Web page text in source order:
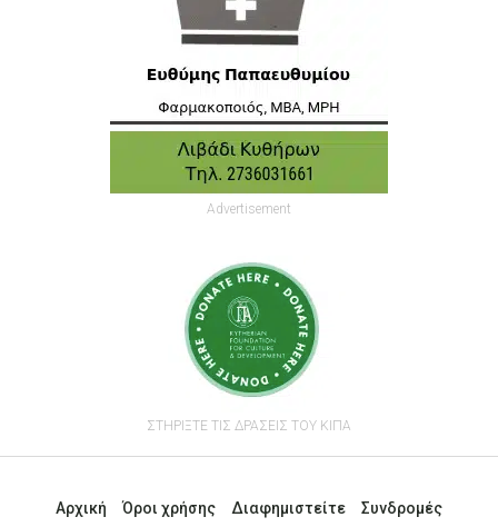
Advertisement
ΣΤΗΡΙΞΤΕ ΤΙΣ ΔΡΑΣΕΙΣ ΤΟΥ ΚΙΠΑ
Αρχική Όροι χρήσης Διαφημιστείτε Συνδρομές